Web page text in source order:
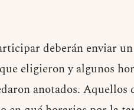
deberán enviar
eligieron y algunos
anotados. Aquellos